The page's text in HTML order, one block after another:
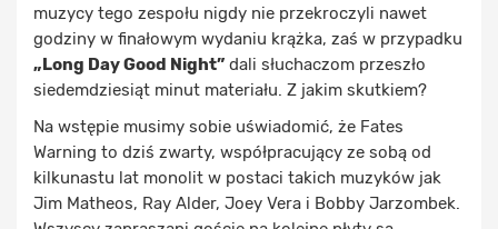
muzycy tego zespołu nigdy nie przekroczyli nawet
godziny w finałowym wydaniu krążka, zaś w przypadku
„Long Day Good Night” dali słuchaczom przeszło
siedemdziesiąt minut materiału. Z jakim skutkiem?
Na wstępie musimy sobie uświadomić, że Fates
Warning to dziś zwarty, współpracujący ze sobą od
kilkunastu lat monolit w postaci takich muzyków jak
Jim Matheos, Ray Alder, Joey Vera i Bobby Jarzombek.